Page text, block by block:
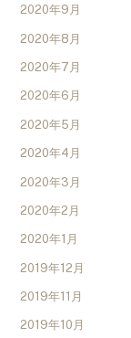
2020年9月
2020年8月
2020年7月
2020年6月
2020年5月
2020年4月
2020年3月
2020年2月
2020年1月
2019年12月
2019年11月
2019年10月